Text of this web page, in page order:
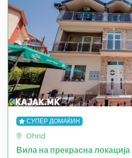
СУПЕР ДОМАЌИН
Ohrid
Вила на прекрасна